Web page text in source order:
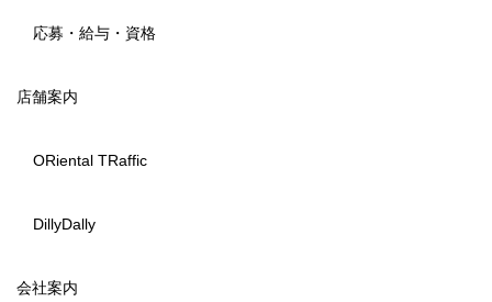
応募・給与・資格
店舗案内
ORiental TRaffic
DillyDally
会社案内